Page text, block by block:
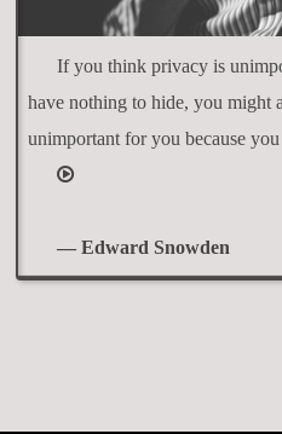
If you think privacy is
have nothing to hide, you might
unimportant for you because
— Edward Snowden